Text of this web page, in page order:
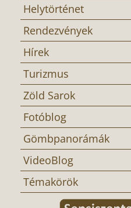
Helytörténet
Rendezvények
Hírek
Turizmus
Zöld Sarok
Fotóblog
Gömbpanorámák
VideoBlog
Témakörök